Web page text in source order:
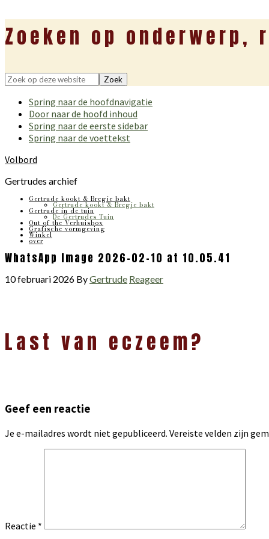
Zoeken op onderwerp,
Zoek
deze
website
Spring naar de hoofdnavigatie
Door naar de hoofd inhoud
Spring naar de eerste sidebar
Spring naar de voettekst
Volbord
Gertrudes archief
Gertrude kookt & Bregje bakt
Gertrude kookt & Bregje bakt
Gertrude in de tuin
De Gertrudes Tuin
Out of the Verhuisbox
Grafische vormgeving
Winkel
over
WhatsApp Image 2026-02-10 at 10.05.41
10 februari 2026 ByGertrude Reageer
Interacties
Last van eczeem?
Geef een reactie
Je e-mailadres wordt niet gepubliceerd. Vereiste velden zijn
Reactie *